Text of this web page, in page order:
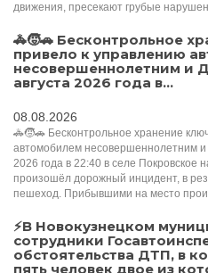
движения, пресекают грубые
🚓🧒🚗 Бесконтрольное
привело к управлению
несовершеннолетним и
августа 2026 года в...
08.08.2026
🚓🧒🚗 Бесконтрольное хранение
автомобилем несовершеннолетним
2026 года в 22:40 в селе
произошёл дорожный инцидент, в
пешеход. Прибывшими на место
⚡️В Новокузнецком
сотрудники
обстоятельства ДТП, в
пять человек двое из